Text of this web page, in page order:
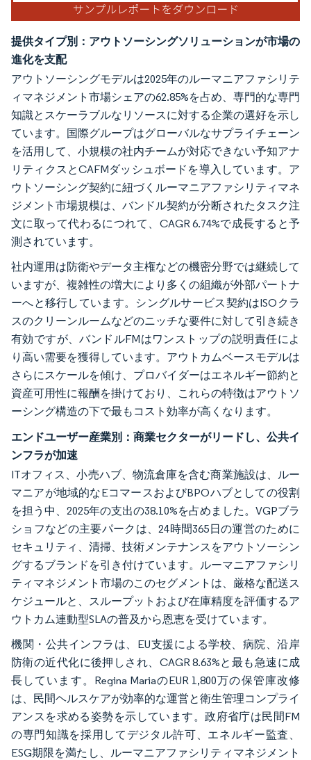
提供タイプ別：アウトソーシングソリューションが市場の
進化を支配
アウトソーシングモデルは2025年のルーマニアファシリテ
ィマネジメント市場シェアの62.85%を占め、専門的な専門
知識とスケーラブルなリソースに対する企業の選好を示し
ています。国際グループはグローバルなサプライチェーン
を活用して、小規模の社内チームが対応できない予知アナ
リティクスとCAFMダッシュボードを導入しています。ア
ウトソーシング契約に紐づくルーマニアファシリティマネ
ジメント市場規模は、バンドル契約が分断されたタスク注
文に取って代わるにつれて、CAGR 6.74%で成長すると予
測されています。
社内運用は防衛やデータ主権などの機密分野では継続して
いますが、複雑性の増大により多くの組織が外部パートナ
ーへと移行しています。シングルサービス契約はISOクラ
スのクリーンルームなどのニッチな要件に対して引き続き
有効ですが、バンドルFMはワンストップの説明責任によ
り高い需要を獲得しています。アウトカムベースモデルは
さらにスケールを傾け、プロバイダーはエネルギー節約と
資産可用性に報酬を掛けており、これらの特徴はアウトソ
ーシング構造の下で最もコスト効率が高くなります。
エンドユーザー産業別：商業セクターがリードし、公共イ
ンフラが加速
ITオフィス、小売ハブ、物流倉庫を含む商業施設は、ルー
マニアが地域的なEコマースおよびBPOハブとしての役割
を担う中、2025年の支出の38.10%を占めました。VGPブラ
ショフなどの主要パークは、24時間365日の運営のために
セキュリティ、清掃、技術メンテナンスをアウトソーシン
グするブランドを引き付けています。ルーマニアファシリ
ティマネジメント市場のこのセグメントは、厳格な配送ス
ケジュールと、スループットおよび在庫精度を評価するア
ウトカム連動型SLAの普及から恩恵を受けています。
機関・公共インフラは、EU支援による学校、病院、沿岸
防衛の近代化に後押しされ、CAGR 8.63%と最も急速に成
長しています。Regina MariaのEUR 1,800万の保管庫改修
は、民間ヘルスケアが効率的な運営と衛生管理コンプライ
アンスを求める姿勢を示しています。政府省庁は民間FM
の専門知識を採用してデジタル許可、エネルギー監査、
ESG期限を満たし、ルーマニアファシリティマネジメント